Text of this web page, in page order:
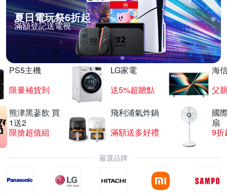
夏日電玩祭6折起
滿額登記送電視
PS5主機
限量補貨到
LG家電
送5%超贈點
海
父
熊津黑蔘飲 買
1送2
限搶超值組
飛利浦氣炸鍋
滿額送多好禮
國
扇
9折
嚴選品牌